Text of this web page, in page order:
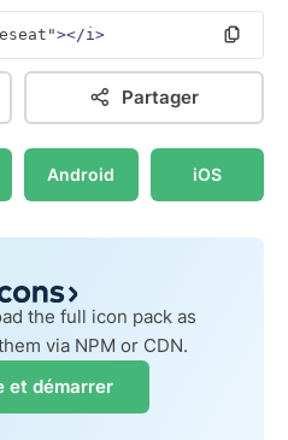
></i>
Partager
Android iOS
the full icon pack as
via NPM or CDN.
et démarrer